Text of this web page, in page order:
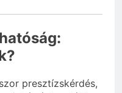
presztízskérdés,